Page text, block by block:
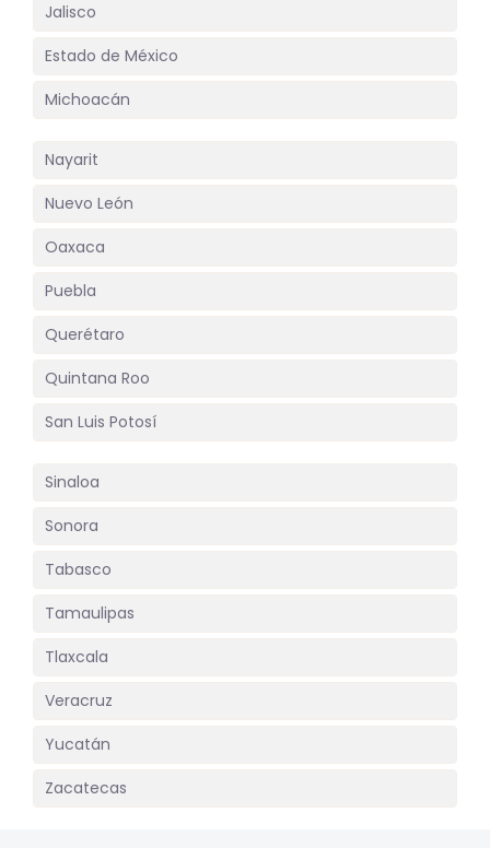
Jalisco
Estado de México
Michoacán
Nayarit
Nuevo León
Oaxaca
Puebla
Querétaro
Quintana Roo
San Luis Potosí
Sinaloa
Sonora
Tabasco
Tamaulipas
Tlaxcala
Veracruz
Yucatán
Zacatecas